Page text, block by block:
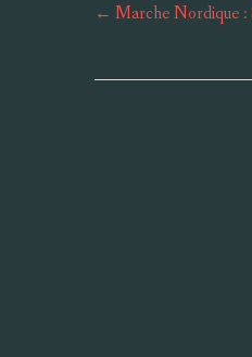
Post
← Marche Nordique :